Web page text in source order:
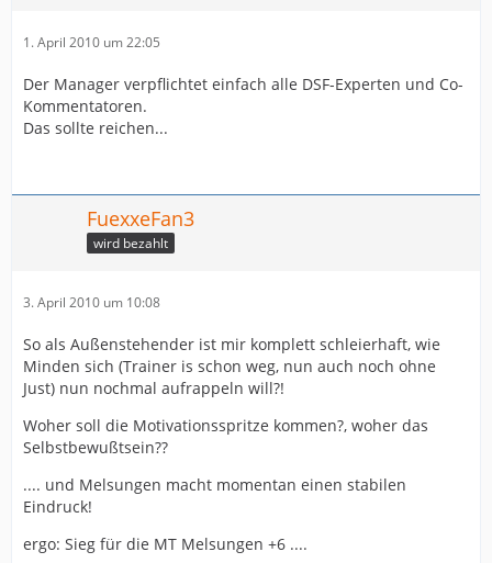
1. April 2010 um 22:05
Der Manager verpflichtet einfach alle DSF-Experten und Co-
Kommentatoren.
Das sollte reichen...
FuexxeFan3
wird bezahlt
3. April 2010 um 10:08
So als Außenstehender ist mir komplett schleierhaft, wie
Minden sich (Trainer is schon weg, nun auch noch ohne
Just) nun nochmal aufrappeln will?!
Woher soll die Motivationsspritze kommen?, woher das
Selbstbewußtsein??
.... und Melsungen macht momentan einen stabilen
Eindruck!
ergo: Sieg für die MT Melsungen +6 ....